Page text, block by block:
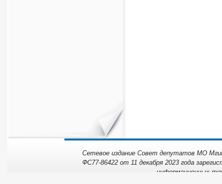
Сетевое издание Совет депутатов МО
ФС77-86422 от 11 декабря 2023 года
информационных